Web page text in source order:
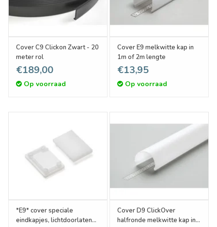
Cover C9 Clickon Zwart - 20
meter rol
€189,00
Op voorraad
Cover E9 melkwitte kap in
1m of 2m lengte
€13,95
Op voorraad
*E9* cover speciale
eindkapjes, lichtdoorlatend
Cover D9 ClickOver
halfronde melkwitte kap in